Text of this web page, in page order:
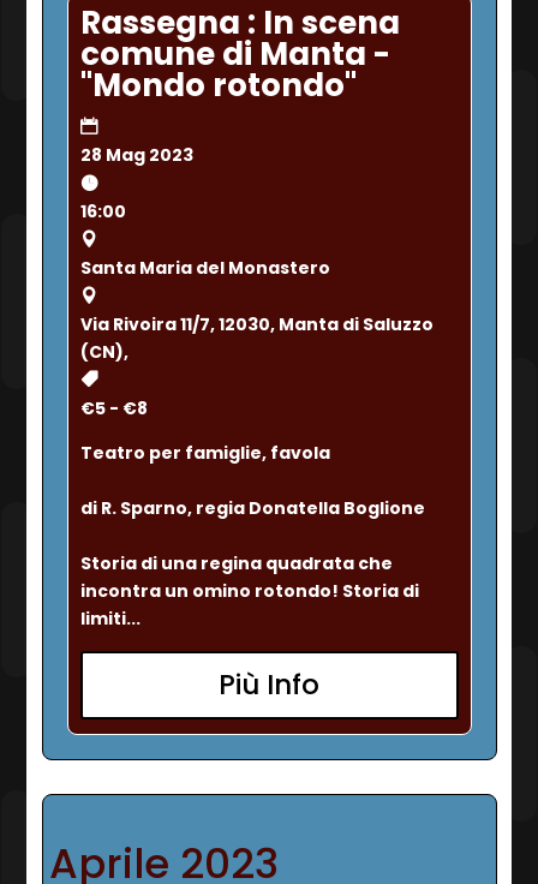
Rassegna : In scena
comune di Manta -
"Mondo rotondo"
28 Mag 2023
16:00
Santa Maria del Monastero
Via Rivoira 11/7, 12030, Manta di Saluzzo
(CN),
€5 - €8
Teatro per famiglie, favola
di R. Sparno, regia Donatella Boglione
Storia di una regina quadrata che
incontra un omino rotondo! Storia di
limiti...
Più Info
Aprile 2023